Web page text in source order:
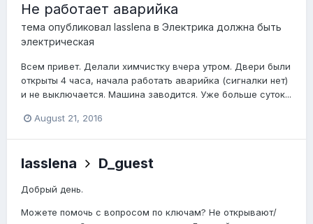
Не работает аварийка
тема опубликовал lasslena в Электрика должна быть
электрическая
Всем привет. Делали химчистку вчера утром. Двери были
открыты 4 часа, начала работать аварийка (сигналки нет)
и не выключается. Машина заводится. Уже больше суток...
August 21, 2016
lasslena D_guest
Добрый день.
Можете помочь с вопросом по ключам? Не открывают/